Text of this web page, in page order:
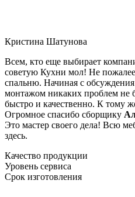
Кристина Шатунова
Всем, кто еще выбирает
советую Кухни мол! Не
спальню. Начиная с обсуждения
монтажом никаких проблем не
быстро и качественно. К тому
Огромное спасибо сборщику
Это мастер своего дела! Всю
здесь.
Качество продукции
Уровень сервиса
Срок изготовления